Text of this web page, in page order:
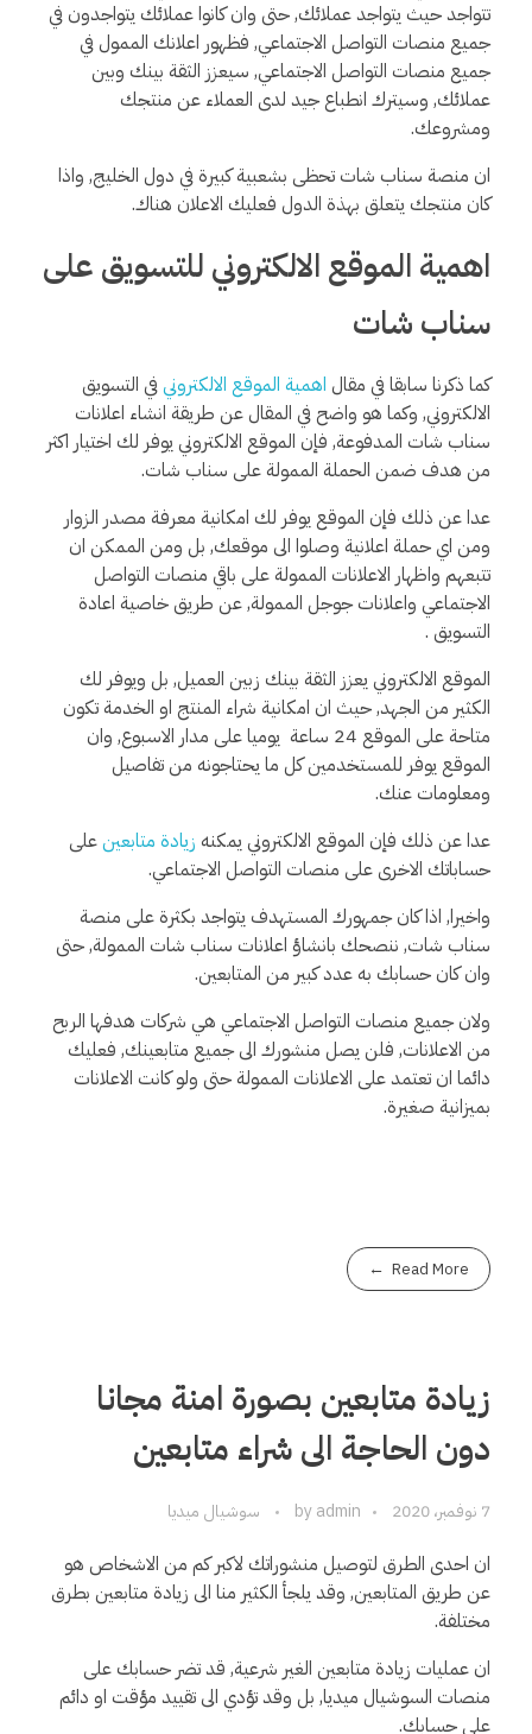
تتواجد حيث يتواجد عملائك, حتى وان كانوا عملائك يتواجدون في
جميع منصات التواصل الاجتماعي, فظهور اعلانك الممول في
جميع منصات التواصل الاجتماعي, سيعزز الثقة بينك وبين
عملائك, وسيترك انطباع جيد لدى العملاء عن منتجك
ومشروعك.
ان منصة سناب شات تحظى بشعبية كبيرة في دول الخليج, واذا
كان منتجك يتعلق بهذة الدول فعليك الاعلان هناك.
اهمية الموقع الالكتروني للتسويق على
سناب شات
كما ذكرنا سابقا في مقال اهمية الموقع الالكترونيفي التسويق
الالكتروني, وكما هو واضح في المقال عن طريقة انشاء اعلانات
سناب شات المدفوعة, فإن الموقع الالكتروني يوفر لك اختيار اكثر
من هدف ضمن الحملة الممولة على سناب شات.
عدا عن ذلك فإن الموقع يوفر لك امكانية معرفة مصدر الزوار
ومن اي حملة اعلانية وصلوا الى موقعك, بل ومن الممكن ان
تتبعهم واظهار الاعلانات الممولة على باقي منصات التواصل
الاجتماعي واعلانات جوجل الممولة, عن طريق خاصية اعادة
التسويق .
الموقع الالكتروني يعزز الثقة بينك زبين العميل, بل ويوفر لك
الكثير من الجهد, حيث ان امكانية شراء المنتج او الخدمة تكون
متاحة على الموقع 24 ساعة يوميا على مدار الاسبوع, وان
الموقع يوفر للمستخدمين كل ما يحتاجونه من تفاصيل
ومعلومات عنك.
عدا عن ذلك فإن الموقع الالكتروني يمكنه زيادة متابعينعلى
حساباتك الاخرى على منصات التواصل الاجتماعي.
واخيرا, اذا كان جمهورك المستهدف يتواجد بكثرة على منصة
سناب شات, ننصحك بانشاؤ اعلانات سناب شات الممولة, حتى
وان كان حسابك به عدد كبير من المتابعين.
ولان جميع منصات التواصل الاجتماعي هي شركات هدفها الربح
من الاعلانات, فلن يصل منشورك الى جميع متابعينك, فعليك
دائما ان تعتمد على الاعلانات الممولة حتى ولو كانت الاعلانات
بميزانية صغيرة.
Read More
زيادة متابعين بصورة امنة مجانا
دون الحاجة الى شراء متابعين
7 نوفمبر، 2020 byadmin سوشيال ميديا
ان احدى الطرق لتوصيل منشوراتك لاكبر كم من الاشخاص هو
عن طريق المتابعين, وقد يلجأ الكثير منا الى زيادة متابعين بطرق
مختلفة.
ان عمليات زيادة متابعين الغير شرعية, قد تضر حسابك على
منصات السوشيال ميديا, بل وقد تؤدي الى تقييد مؤقت او دائم
على حسابك.